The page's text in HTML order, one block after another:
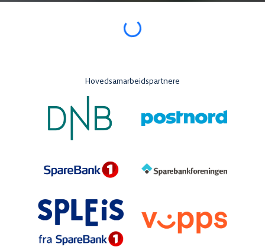
Loading...
Hovedsamarbeidspartnere